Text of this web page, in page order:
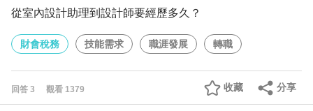
從室內設計助理到設計師要經歷多久？
財會稅務 技能需求 職涯發展 轉職
回答 3 觀看 1379 分享
收藏